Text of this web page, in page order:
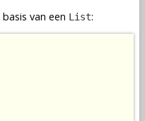
van een List: